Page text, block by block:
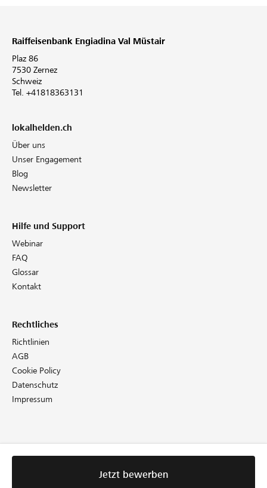
Jetzt bewerben
Raiffeisenbank Engiadina Val Müstair
Plaz 86
7530 Zernez
Schweiz
Tel. +41818363131
lokalhelden.ch
Über uns
Unser Engagement
Blog
Newsletter
Hilfe und Support
Webinar
FAQ
Glossar
Kontakt
Rechtliches
Richtlinien
AGB
Cookie Policy
Datenschutz
Impressum